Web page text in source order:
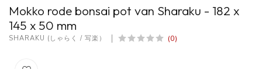
Mokko rode bonsai pot van Sharaku - 182 x
145 x 50 mm
SHARAKU (しゃらく / 写楽） (0)